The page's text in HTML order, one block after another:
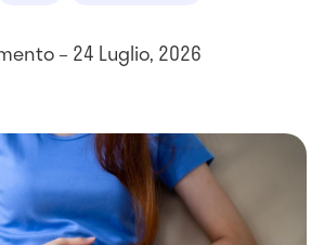
– 24 Luglio, 2026